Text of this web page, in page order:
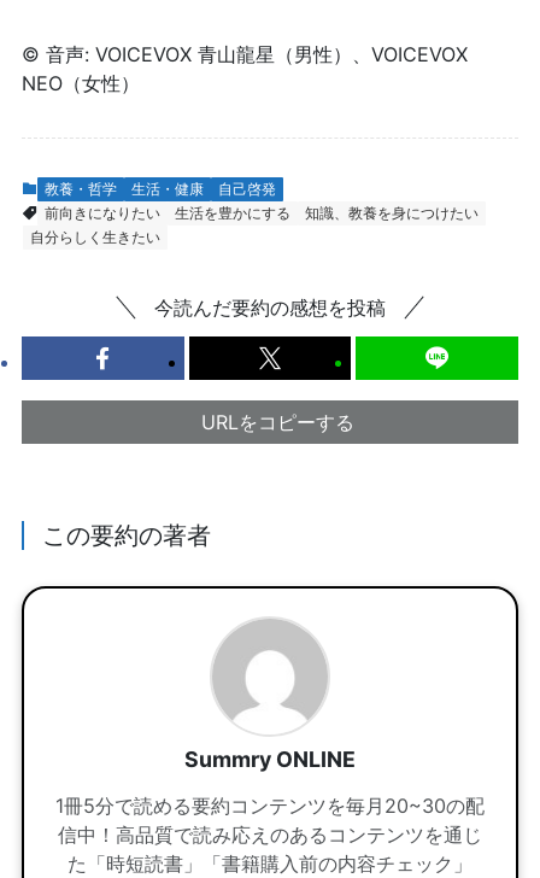
© 音声: VOICEVOX 青山龍星（男性）、VOICEVOX
NEO（女性）
教養・哲学 生活・健康
自己啓発
前向きになりたい
生活を豊かにする
知識、教養を身につけたい
自分らしく生きたい
今読んだ要約の感想を投稿
URLをコピーする
この要約の著者
Summry ONLINE
1冊5分で読める要約コンテンツを毎月20~30の配
信中！高品質で読み応えのあるコンテンツを通じ
た「時短読書」「書籍購入前の内容チェック」